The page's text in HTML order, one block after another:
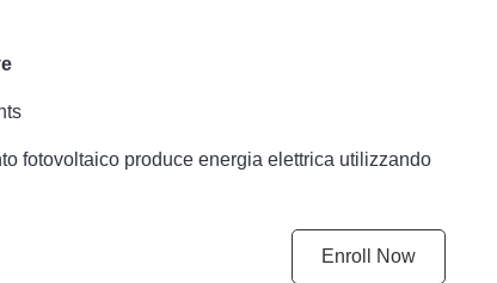
fotovoltaico produce energia elettrica utilizzando
Enroll Now